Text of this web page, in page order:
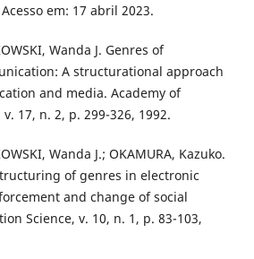
em: 17 abril 2023.
Wanda J. Genres of
A structurational approach
and media. Academy of
17, n. 2, p. 299-326, 1992.
Wanda J.; OKAMURA, Kazuko.
of genres in electronic
and change of social
Science, v. 10, n. 1, p. 83-103,